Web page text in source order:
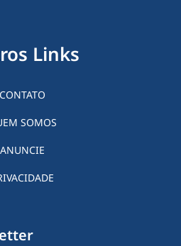
Links
CONTATO
SOMOS
ANUNCIE